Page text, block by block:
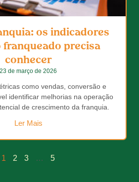
os indicadores
franqueado precisa
conhecer
23 de março de 2026
como vendas, conversão e
identificar melhorias na operação
de crescimento da franquia.
Ler Mais
1 2 3 … 5